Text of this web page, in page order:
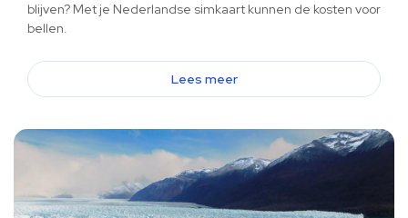
blijven? Met je Nederlandse simkaart kunnen de kosten voor
bellen.
Lees meer